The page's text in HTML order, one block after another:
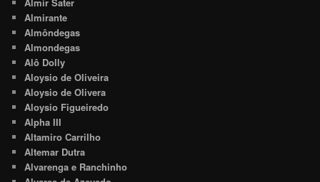
Almirante
Almôndegas
Almondegas
Alô Dolly
Aloysio de Oliveira
Aloysio de Olivera
Aloysio Figueiredo
Alpha III
Altamiro Carrilho
Altemar Dutra
Alvarenga e Ranchinho